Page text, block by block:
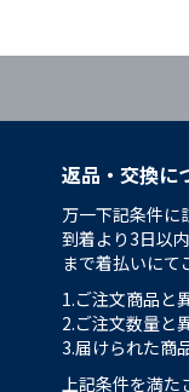
返品・交換に
万一下記条件に
到着より3日以
まで着払いにて
1.ご注文商品と
2.ご注文数量と
3.届けられた商
上記条件を満